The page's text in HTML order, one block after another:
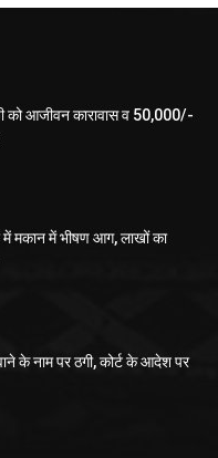
को आजीवन कारावास व 50,000/-
मकान में भीषण आग, लाखों का
के नाम पर ठगी, कोर्ट के आदेश पर